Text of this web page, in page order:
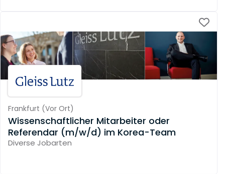
Frankfurt (Vor Ort)
Wissenschaftlicher Mitarbeiter oder
Referendar (m/w/d) im Korea-Team
Diverse Jobarten